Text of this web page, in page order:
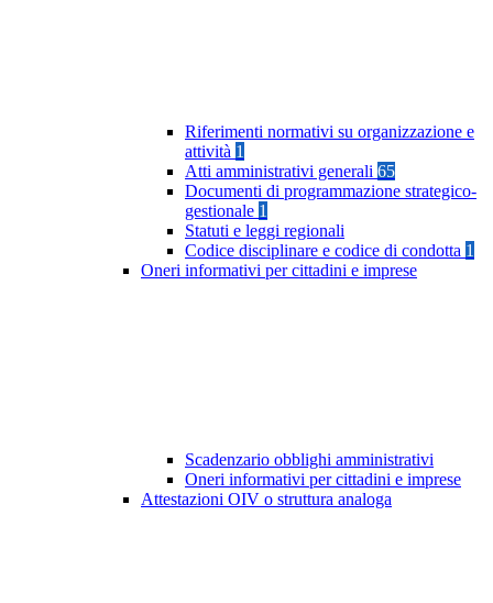
Riferimenti normativi su organizzazione e
attività 1
Atti amministrativi generali 65
Documenti di programmazione strategico-
gestionale 1
Statuti e leggi regionali
Codice disciplinare e codice di condotta 1
Oneri informativi per cittadini e imprese
Scadenzario obblighi amministrativi
Oneri informativi per cittadini e imprese
Attestazioni OIV o struttura analoga